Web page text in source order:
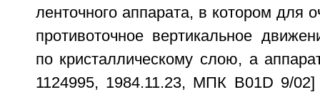
ленточного аппарата, в котором для
противоточное вертикальное
по кристаллическому слою, а
1124995, 1984.11.23, МПК B01D 9/02]